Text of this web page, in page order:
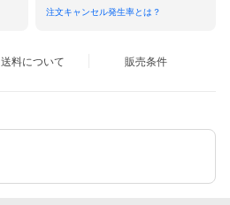
注文キャンセル発生率とは？
送料について 販売条件